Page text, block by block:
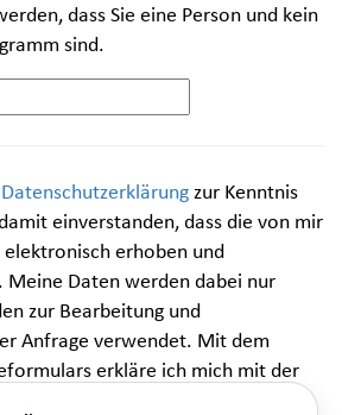
dass Sie eine Person und kein
sind.
Datenschutzerklärung zur Kenntnis
einverstanden, dass die von mir
elektronisch erhoben und
Meine Daten werden dabei nur
zur Bearbeitung und
Anfrage verwendet. Mit dem
erkläre ich mich mit der